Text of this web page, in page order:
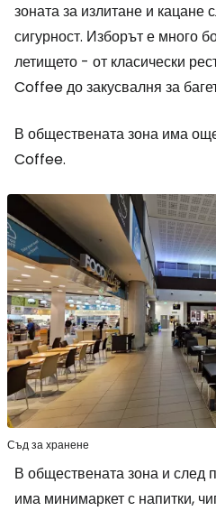
зоната за излитане и кацане
сигурност. Изборът е много
летището - от класически
Coffee до закусвалня за
В обществената зона има
Coffee.
Съд за хранене
В обществената зона и след
има минимаркет с напитки,